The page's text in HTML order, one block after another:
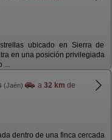
ubicado en Sierra de
en una posición privilegiada
...
(Jaén) a 32 km de
dentro de una finca cercada